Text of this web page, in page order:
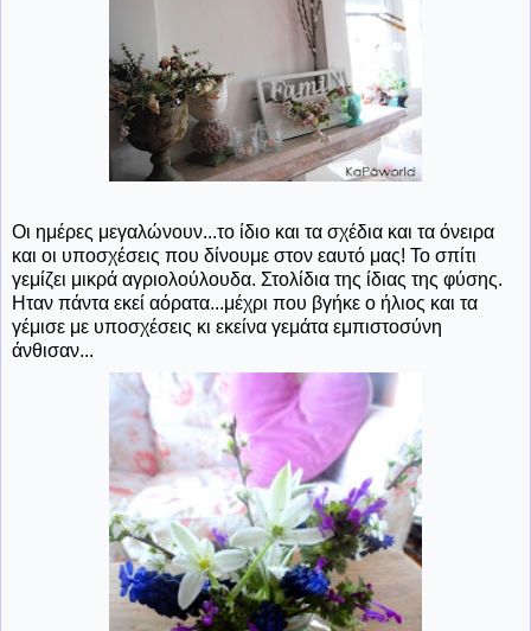
Οι ημέρες μεγαλώνουν...το ίδιο και τα σχέδια και τα όνειρα
και οι υποσχέσεις που δίνουμε στον εαυτό μας! Το σπίτι
γεμίζει μικρά αγριολούλουδα. Στολίδια της ίδιας της φύσης.
Ηταν πάντα εκεί αόρατα...μέχρι που βγήκε ο ήλιος και τα
γέμισε με υποσχέσεις κι εκείνα γεμάτα εμπιστοσύνη
άνθισαν...